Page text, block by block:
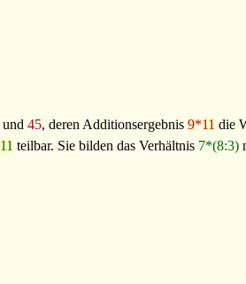
45, deren Additionsergebnis 9*11 die
11 teilbar. Sie bilden das Verhältnis 7*(8:3)